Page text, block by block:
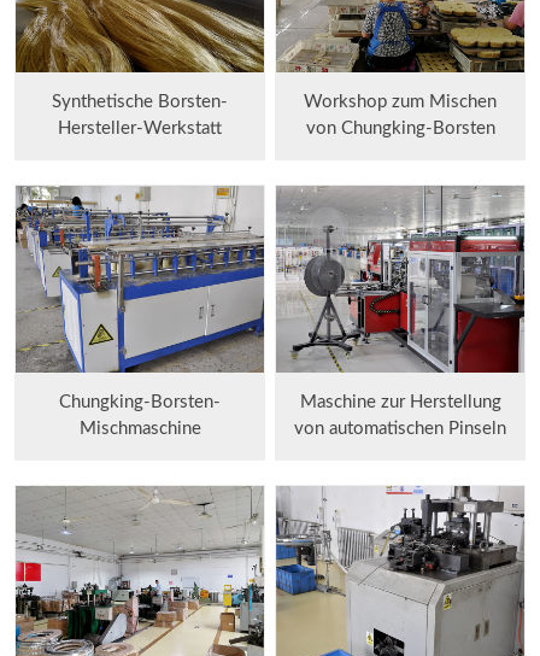
Synthetische Borsten-
Hersteller-Werkstatt
Workshop zum Mischen
von Chungking-Borsten
Chungking-Borsten-
Mischmaschine
Maschine zur Herstellung
von automatischen Pinseln